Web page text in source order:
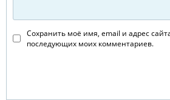
Сохранить моё имя, email и адрес
последующих моих комментариев.